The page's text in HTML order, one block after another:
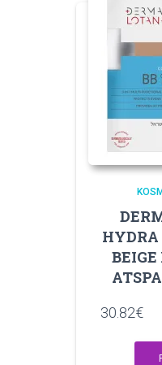
HYDRA
30.82€